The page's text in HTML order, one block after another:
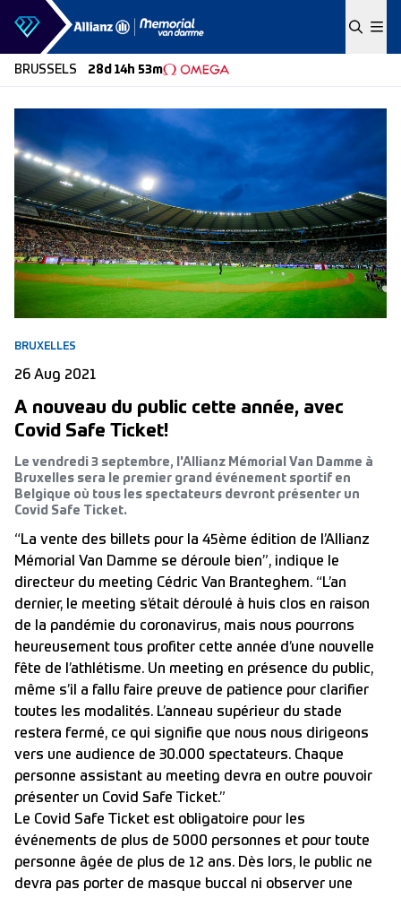
Skip to content
BRUSSELS 28d 14h 53m
BRUXELLES
26 Aug 2021
A nouveau du public cette année, avec
Covid Safe Ticket!
Le vendredi 3 septembre, l'Allianz Mémorial Van Damme à
Bruxelles sera le premier grand événement sportif en
Belgique où tous les spectateurs devront présenter un
Covid Safe Ticket.
“La vente des billets pour la 45ème édition de l’Allianz
Mémorial Van Damme se déroule bien”, indique le
directeur du meeting Cédric Van Branteghem. “L’an
dernier, le meeting s’était déroulé à huis clos en raison
de la pandémie du coronavirus, mais nous pourrons
heureusement tous profiter cette année d’une nouvelle
fête de l’athlétisme. Un meeting en présence du public,
même s’il a fallu faire preuve de patience pour clarifier
toutes les modalités. L’anneau supérieur du stade
restera fermé, ce qui signifie que nous nous dirigeons
vers une audience de 30.000 spectateurs. Chaque
personne assistant au meeting devra en outre pouvoir
présenter un Covid Safe Ticket.”
Le Covid Safe Ticket est obligatoire pour les
événements de plus de 5000 personnes et pour toute
personne âgée de plus de 12 ans. Dès lors, le public ne
devra pas porter de masque buccal ni observer une